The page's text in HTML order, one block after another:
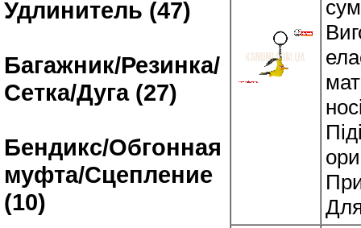
Удлинитель (47)
Багажник/Резинка/
Сетка/Дуга (27)
Бендикс/Обгонная
муфта/Сцепление
(10)